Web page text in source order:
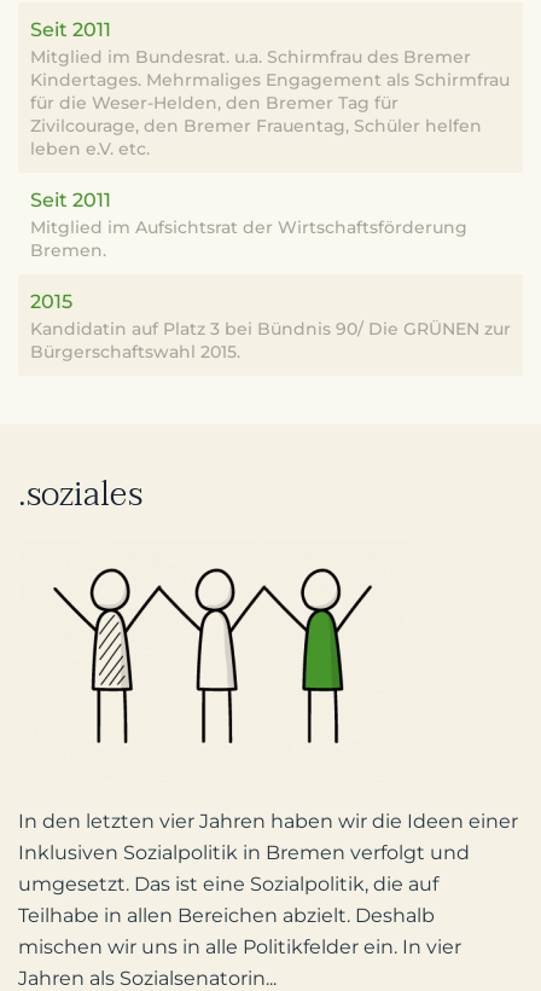
Seit 2011
Mitglied im Bundesrat. u.a. Schirmfrau des Bremer
Kindertages. Mehrmaliges Engagement als Schirmfrau
für die Weser-Helden, den Bremer Tag für
Zivilcourage, den Bremer Frauentag, Schüler helfen
leben e.V. etc.
Seit 2011
Mitglied im Aufsichtsrat der Wirtschaftsförderung
Bremen.
2015
Kandidatin auf Platz 3 bei Bündnis 90/ Die GRÜNEN zur
Bürgerschaftswahl 2015.
.soziales
In den letzten vier Jahren haben wir die Ideen einer
Inklusiven Sozialpolitik in Bremen verfolgt und
umgesetzt. Das ist eine Sozialpolitik, die auf
Teilhabe in allen Bereichen abzielt. Deshalb
mischen wir uns in alle Politikfelder ein. In vier
Jahren als Sozialsenatorin...